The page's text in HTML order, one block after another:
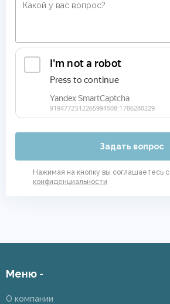
Задать вопрос
Нажимая на кнопку вы соглашаетесь с
конфиденциальности
Меню -
О компании